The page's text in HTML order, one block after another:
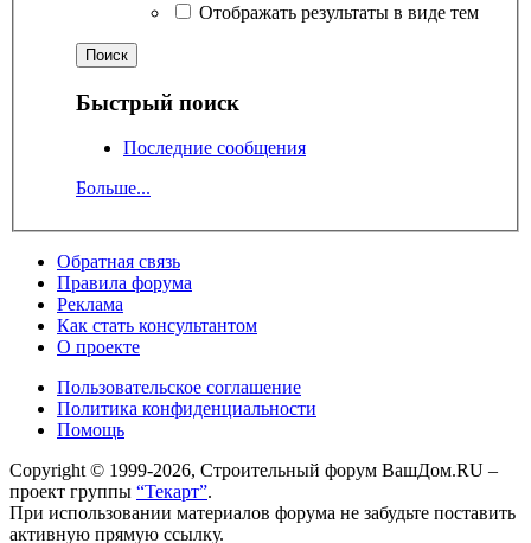
Отображать результаты в виде тем
Быстрый поиск
Последние сообщения
Больше...
Обратная связь
Правила форума
Реклама
Как стать консультантом
О проекте
Пользовательское соглашение
Политика конфиденциальности
Помощь
Copyright © 1999-2026, Строительный форум ВашДом.RU –
проект группы “Текарт”.
При использовании материалов форума не забудьте поставить
активную прямую ссылку.